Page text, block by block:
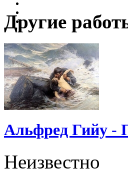
Другие
Альфред Гийу -
Неизвестно